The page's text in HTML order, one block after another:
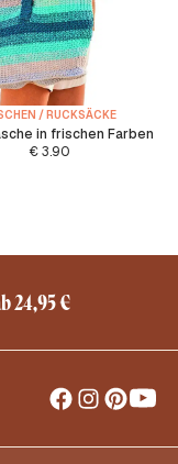
/ RUCKSÄCKE
in frischen Farben
€3.90
24,95 €